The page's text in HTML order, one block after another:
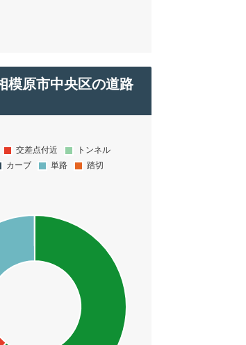
模原市中央区の道路